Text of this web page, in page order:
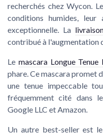
recherchés chez Wycon.
conditions humides,
exceptionnelle. La
contribué à l'augmentation
Le mascara Longue
phare. Ce mascara promet
une tenue impeccable
fréquemment cité dans
Google LLC et Amazon.
Un autre best-seller est le